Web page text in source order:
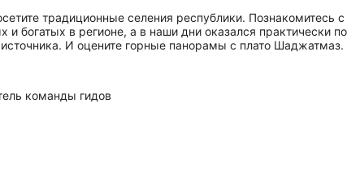
традиционные селения республики.
и богатых в регионе, а в наши дни оказался
И оцените горные панорамы с плато Шаджатмаз.
команды гидов